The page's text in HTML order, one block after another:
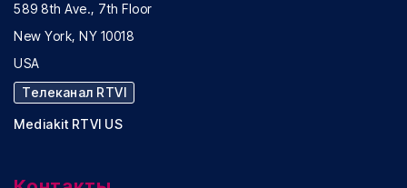
589 8th Ave., 7th Floor
New York, NY 10018
USA
Телеканал RTVI
Mediakit RTVI US